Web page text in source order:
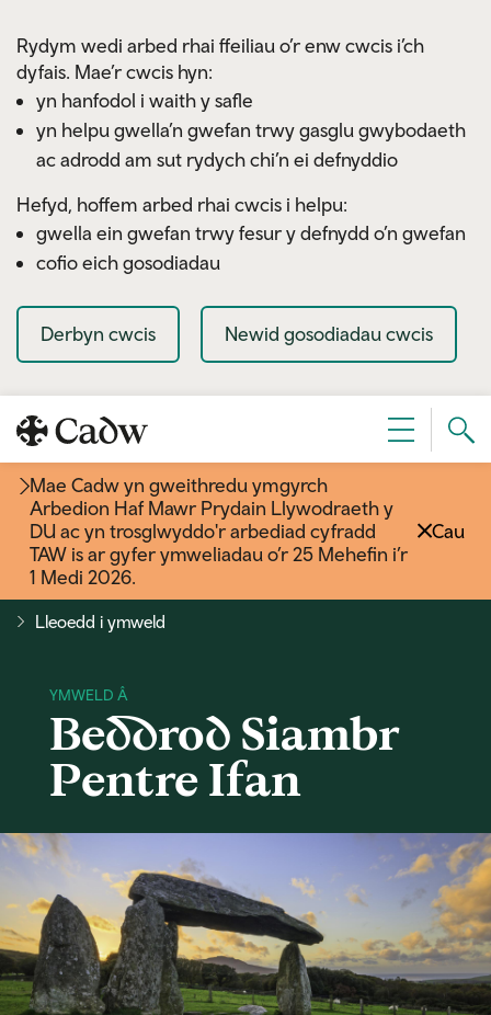
Rydym wedi arbed rhai ffeiliau o’r enw cwcis i’ch
dyfais. Mae’r cwcis hyn:
yn hanfodol i waith y safle
yn helpu gwella’n gwefan trwy gasglu gwybodaeth
ac adrodd am sut rydych chi’n ei defnyddio
Hefyd, hoffem arbed rhai cwcis i helpu:
gwella ein gwefan trwy fesur y defnydd o’n gwefan
cofio eich gosodiadau
Derbyn cwcis Newid gosodiadau cwcis
Dewislen
Mae Cadw yn gweithredu ymgyrch
Arbedion Haf Mawr Prydain Llywodraeth y
DU ac yn trosglwyddo'r arbediad cyfradd
TAW is ar gyfer ymweliadau o’r 25 Mehefin i’r
1 Medi 2026.
Cau
Lleoedd i ymweld
Beddrod Siambr
Pentre Ifan